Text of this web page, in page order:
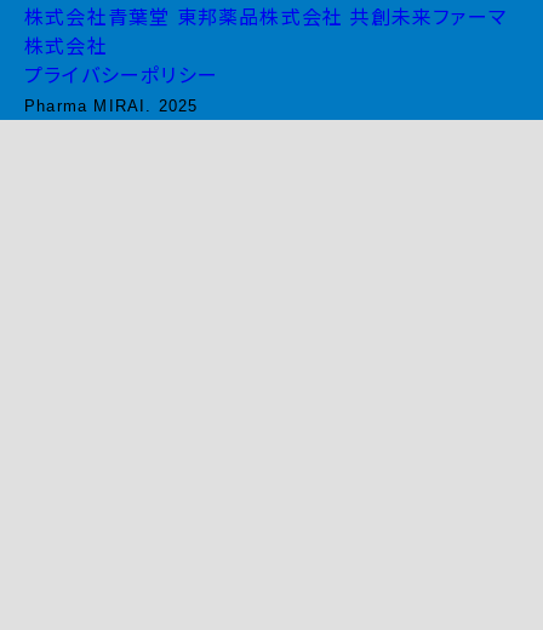
株式会社青葉堂 東邦薬品株式会社 共創未来ファーマ
株式会社
プライバシーポリシー
Pharma MIRAI. 2025